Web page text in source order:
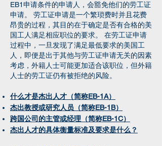
EB1申请条件的申请人，会豁免他们的劳工证
申请。 劳工证申请是一个繁琐费时并且花费
昂贵的过程，其目的在于确定是否有合格的美
国工人满足相应职位的要求。 在劳工证申请
过程中，一旦发现了满足最低要求的美国工
人，即便是出于其他与劳工证申请无关的因素
考虑，外籍人士可能更加适合该职位，但外籍
人士的劳工证仍有被拒绝的风险。
什么才是杰出人才（简称EB-1A）
杰出教授或研究人员（简称EB-1B）
跨国公司的主管或经理（简称EB-1C）
杰出人才的具体衡量标准及要求是什么？